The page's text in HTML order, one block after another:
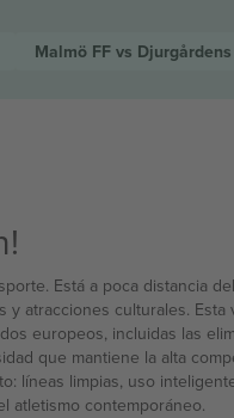
Malmö FF vs
Está a poca distancia
atracciones culturales.
europeos, incluidas las
que mantiene la alta
líneas limpias, uso
atletismo contemporáneo.